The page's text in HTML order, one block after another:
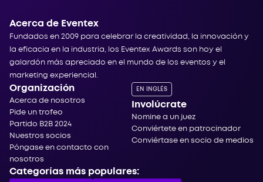
Acerca de Eventex
Fundados en 2009 para celebrar la creatividad, la innovación y
la eficacia en la industria, los Eventex Awards son hoy el
galardón más apreciado en el mundo de los eventos y el
marketing experiencial.
Organización
Acerca de nosotros
Pide un trofeo
Partido B2B 2024
Nuestros socios
Póngase en contacto con
nosotros
EN INGLÉS
Involúcrate
Nomine a un juez
Conviértete en patrocinador
Conviértase en socio de medios
Categorías más populares: